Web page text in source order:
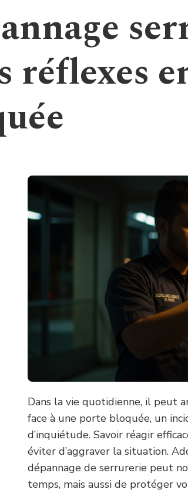
réflexes
Dans la vie quotidienne, il peut
face à une porte bloquée, un
d’inquiétude. Savoir réagir
éviter d’aggraver la situation.
dépannage de serrurerie peut
temps, mais aussi de protéger